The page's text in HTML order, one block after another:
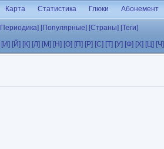
Карта Статистика Глюки Абонемент
[Периодика] [Популярные] [Страны] [Теги]
[И] [Й] [К] [Л] [М] [Н] [О] [П] [Р] [С] [Т] [У] [Ф] [Х] [Ц] [Ч]